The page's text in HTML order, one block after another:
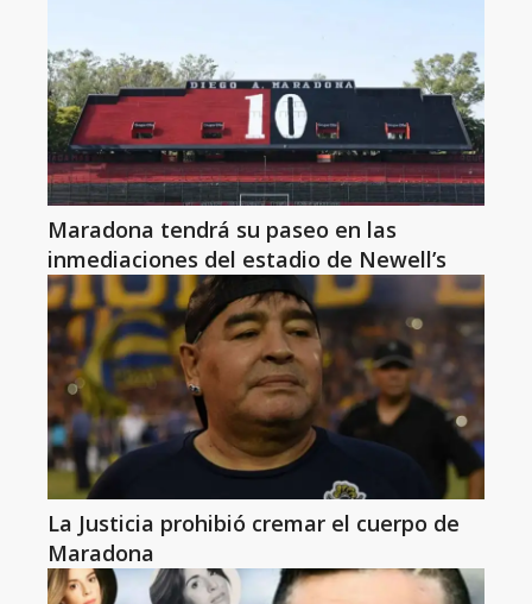
Maradona tendrá su paseo en las
inmediaciones del estadio de Newell’s
La Justicia prohibió cremar el cuerpo de
Maradona